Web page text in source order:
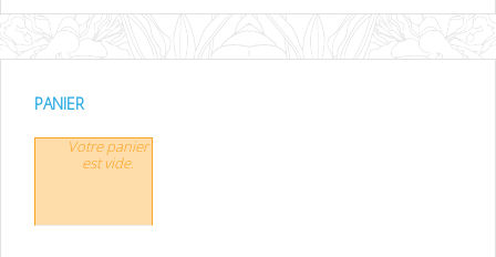
PANIER
Votre panier
est vide.